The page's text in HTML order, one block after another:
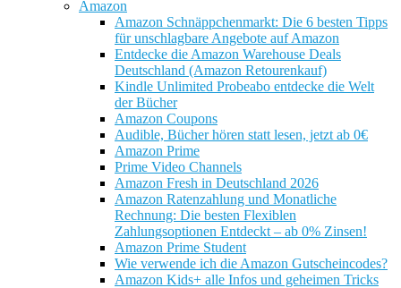
Amazon
Amazon Schnäppchenmarkt: Die 6 besten Tipps
für unschlagbare Angebote auf Amazon
Entdecke die Amazon Warehouse Deals
Deutschland (Amazon Retourenkauf)
Kindle Unlimited Probeabo entdecke die Welt
der Bücher
Amazon Coupons
Audible, Bücher hören statt lesen, jetzt ab 0€
Amazon Prime
Prime Video Channels
Amazon Fresh in Deutschland 2026
Amazon Ratenzahlung und Monatliche
Rechnung: Die besten Flexiblen
Zahlungsoptionen Entdeckt – ab 0% Zinsen!
Amazon Prime Student
Wie verwende ich die Amazon Gutscheincodes?
Amazon Kids+ alle Infos und geheimen Tricks